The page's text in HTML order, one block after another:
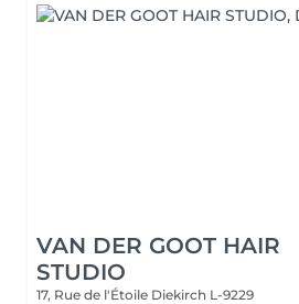
VAN DER GOOT HAIR
STUDIO
17, Rue de l'Étoile Diekirch L-9229